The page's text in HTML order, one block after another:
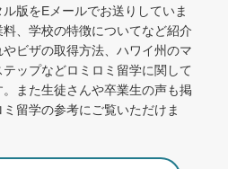
版をEメールでお送りしていま
、学校の特徴についてなど紹介
ビザの取得方法、ハワイ州のマ
ップなどロミロミ留学に関して
また生徒さんや卒業生の声も掲
留学の参考にご覧いただけま